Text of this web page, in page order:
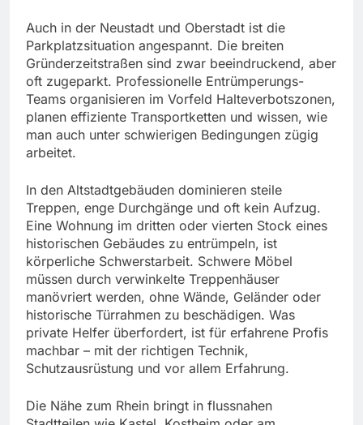
Auch in der Neustadt und Oberstadt ist die
Parkplatzsituation angespannt. Die breiten
Gründerzeitstraßen sind zwar beeindruckend, aber
oft zugeparkt. Professionelle Entrümperungs-
Teams organisieren im Vorfeld Halteverbotszonen,
planen effiziente Transportketten und wissen, wie
man auch unter schwierigen Bedingungen zügig
arbeitet.
In den Altstadtgebäuden dominieren steile
Treppen, enge Durchgänge und oft kein Aufzug.
Eine Wohnung im dritten oder vierten Stock eines
historischen Gebäudes zu entrümpeln, ist
körperliche Schwerstarbeit. Schwere Möbel
müssen durch verwinkelte Treppenhäuser
manövriert werden, ohne Wände, Geländer oder
historische Türrahmen zu beschädigen. Was
private Helfer überfordert, ist für erfahrene Profis
machbar – mit der richtigen Technik,
Schutzausrüstung und vor allem Erfahrung.
Die Nähe zum Rhein bringt in flussnahen